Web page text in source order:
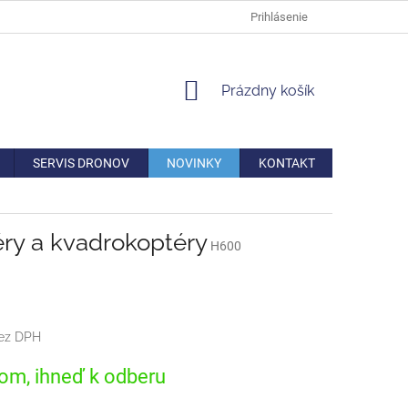
AKO REKLAMOVAŤ/VRÁTIŤ
Prihlásenie
NÁKUPNÝ
Prázdny košík
SERVIS DRONOV NOVINKY KONTAKT
a kvadrokoptéry H600
DPH
ihneď k odberu